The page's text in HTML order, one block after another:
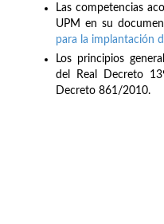
Las competencias
UPM en su
para la implantación
Los principios
del Real Decreto
Decreto 861/2010.